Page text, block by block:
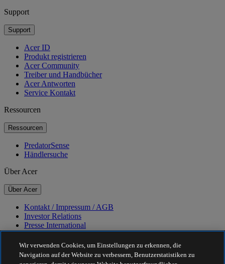
Support
Support
Acer ID
Produkt registrieren
Acer Community
Treiber und Handbücher
Acer Antworten
Service Kontakt
Ressourcen
Ressourcen
PredatorSense
Händlersuche
Über Acer
Über Acer
Kontakt / Impressum / AGB
Investor Relations
Presse International
Auszeichnungen
Veranstaltungen
Nachhaltigkeit
Wir verwenden Cookies, um Einstellungen zu erkennen, die
Navigation auf der Website zu verbessern, Benutzerstatistiken zu